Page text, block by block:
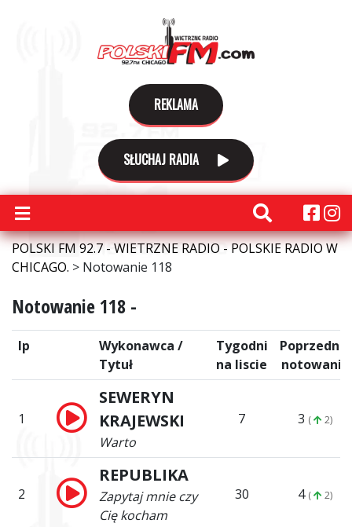
REKLAMA
SŁUCHAJ RADIA
POLSKI FM 92.7 - WIETRZNE RADIO - POLSKIE RADIO W
CHICAGO. > Notowanie 118
Notowanie 118 -
lp
Wykonawca /
Tytuł
Tygodni
na liscie
Poprzednie
notowanie
1
SEWERYN
KRAJEWSKI
Warto
7 3 ( 2)
2
REPUBLIKA
Zapytaj mnie czy
Cię kocham
30 4 ( 2)